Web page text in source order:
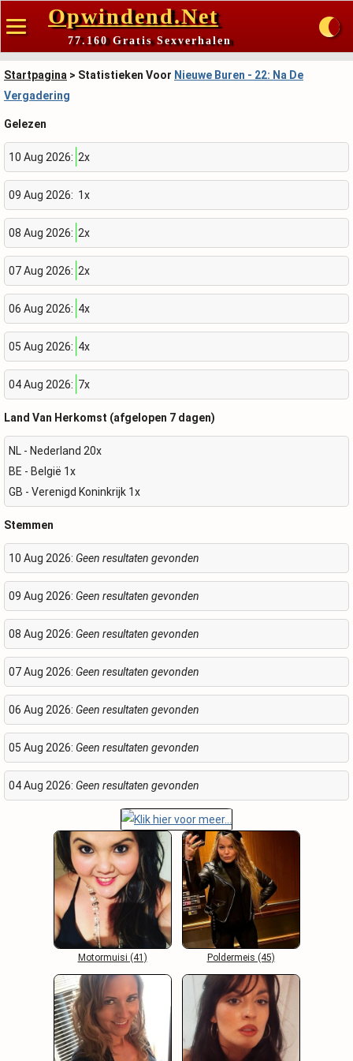
Opwindend.Net
77.160 Gratis Sexverhalen
Startpagina > Statistieken Voor Nieuwe Buren - 22: Na De
Vergadering
Gelezen
10 Aug 2026: 2x
09 Aug 2026: 1x
08 Aug 2026: 2x
07 Aug 2026: 2x
06 Aug 2026: 4x
05 Aug 2026: 4x
04 Aug 2026: 7x
Land Van Herkomst (afgelopen 7 dagen)
NL - Nederland 20x
BE - België 1x
GB - Verenigd Koninkrijk 1x
Stemmen
10 Aug 2026: Geen resultaten gevonden
09 Aug 2026: Geen resultaten gevonden
08 Aug 2026: Geen resultaten gevonden
07 Aug 2026: Geen resultaten gevonden
06 Aug 2026: Geen resultaten gevonden
05 Aug 2026: Geen resultaten gevonden
04 Aug 2026: Geen resultaten gevonden
Motormuisi (41) Poldermeis (45)